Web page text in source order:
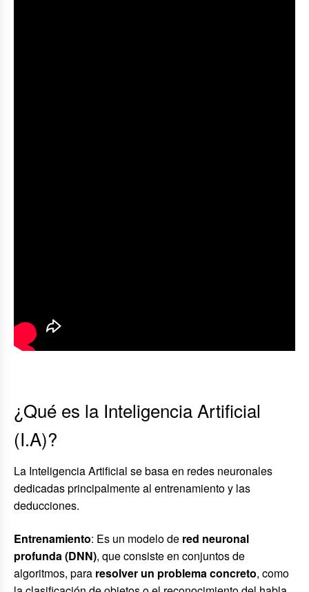
¿Qué es la Inteligencia Artificial
(I.A)?
La Inteligencia Artificial se basa en redes neuronales
dedicadas principalmente al entrenamiento y las
deducciones.
Entrenamiento: Es un modelo de red neuronal
profunda (DNN), que consiste en conjuntos de
algoritmos, para resolver un problema concreto, como